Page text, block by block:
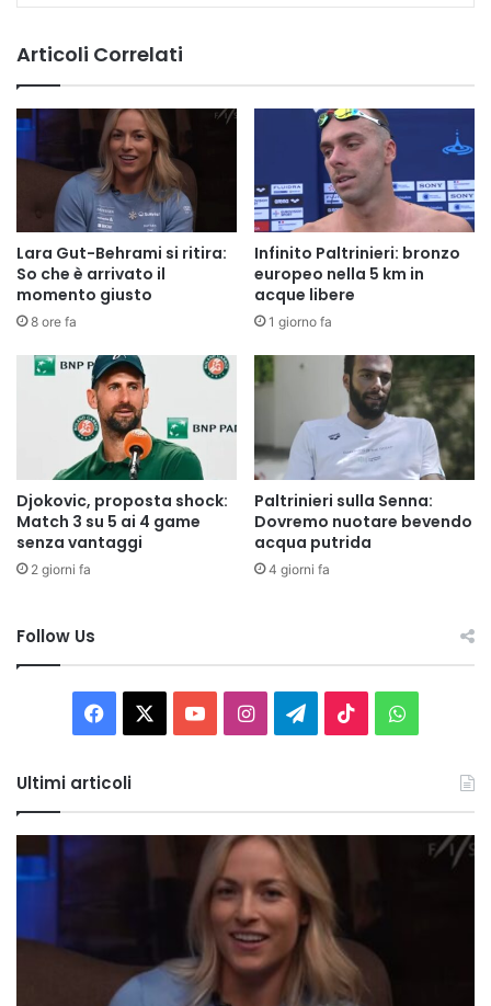
Articoli Correlati
Lara Gut-Behrami si ritira:
So che è arrivato il
momento giusto
8 ore fa
Infinito Paltrinieri: bronzo
europeo nella 5 km in
acque libere
1 giorno fa
Djokovic, proposta shock:
Match 3 su 5 ai 4 game
senza vantaggi
2 giorni fa
Paltrinieri sulla Senna:
Dovremo nuotare bevendo
acqua putrida
4 giorni fa
Follow Us
Facebook You InstagramTelegram
TikTok
Ultimi articoli